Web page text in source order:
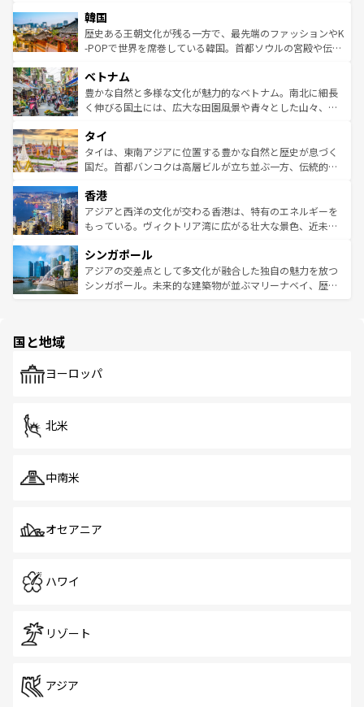
ワイを、存分に味わってほしい。 なお、新着のハワイ情報
はコンテンツ一覧を参照してほしい。
いる。アクティビティも充実しており、サーフィンやダイ
ビング、ハイキングなど、アウトドア好きにはたまらな
い。オーストラリアの多彩な魅力を存分に味わいつくそ
参照してほしい。
ン）、静ひつな山岳地帯である台湾東部など、都市の喧騒
と山間の静けさが共存しており、訪れる人に新しい発見と
驚きをもたらしてくれる。また、奥深い台湾の食文化も魅
容にもいいと評判のスイーツなど、バラエティ豊かな料理
が味わえる。 なお、新着の台湾情報は コンテンツ一覧を参
照してほしい。
韓国
歴史ある王朝文化が残る一方で、最先端のファッションやK
-POPで世界を席巻している韓国。首都ソウルの宮殿や伝統
き、地方に足を延ばせば四季折々の自然美を楽しむことが
できる。そして、キムチや焼肉、絶品のストリートフード
まで、さまざまな韓国料理が待っている。夜には、韓国な
リティに包まれながら、韓国の多彩な魅力を心ゆくまで味
わってみてほしい。 なお、新着の韓国情報はコンテンツ一
覧を参照してほしい。
ベトナム
豊かな自然と多様な文化が魅力的なベトナム。南北に細長
く伸びる国土には、広大な田園風景や青々とした山々、世
急速な発展と共に伝統が息づく。ハノイの古い町並みやホ
ーチミン市のフランス統治時代の建物も、独特の雰囲気を
醸し出している。また、バラエティの豊かさとおいしさで
とつ。フォーやバインミー、ベトナムコーヒーなどは、ぜ
ひ現地で味わいたい。どの地域を訪れてもあたたかい人々
が旅行者を迎えてくれるので、きっと忘れられない旅にな
参照してほしい。
タイ
タイは、東南アジアに位置する豊かな自然と歴史が息づく
国だ。首都バンコクは高層ビルが立ち並ぶ一方、伝統的な
の活気が交差している。北部ではチェンマイなどの山岳地
帯で自然と触れ合い、南部ではプーケットやクラビの美し
いビーチでリゾート気分を楽しむことができる。タイ料理
激する。気候は一年中温暖で、どの季節にも異なる楽しみ
が待っている。親しみやすいタイの人々、仏教を中心とし
た文化、そして多様な観光資源が、訪れる旅人を魅了し続
香港
アジアと西洋の文化が交わる香港は、特有のエネルギーを
もっている。ヴィクトリア湾に広がる壮大な景色、近未来
み、どこを訪れても感動するはず。観光スポットが密集し
ており、効率よく見どころを回れるのも魅力。息をのむよ
うな絶景から文化的な体験まで、香港を存分に楽しみ尽く
シンガポール
アジアの交差点として多文化が融合した独自の魅力を放つ
シンガポール。未来的な建築物が並ぶマリーナベイ、歴史
で、ホーカーズは地元の風情を楽しめる外せないスポット
国と地域
ヨーロッパ
北米
中南米
オセアニア
ハワイ
リゾート
アジア